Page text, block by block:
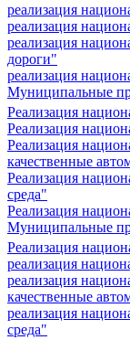
реализация
реализация
реализация
дороги"
реализация
Муниципальные
Реализация
Реализация
Реализация
качественные
Реализация
среда"
Реализация
Муниципальные
Реализация
реализация
реализация
качественные
реализация
среда"